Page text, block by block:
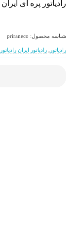
رادیاتور پره ای ایران
شناسه محصول: priraneco
رادیاتور رادیاتور ایران رادیاتور